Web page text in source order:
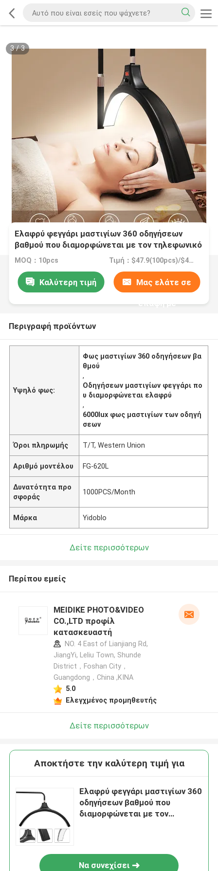
3/3
Ελαφρύ φεγγάρι μαστιγίων 360 οδηγήσεων
βαθμού που διαμορφώνεται με τον τηλεφωνικό
κάτοχο 6000lux 60watt
MOQ：10pcs Τιμή：$47.9(100pcs)/$45.7(300pcs)
Καλύτερη τιμή Μας ελάτε σε
επαφή με
Περιγραφή προϊόντων
Υψηλό φως:
Φως μαστιγίων 360 οδηγήσεων βα
θμού
,
Οδηγήσεων μαστιγίων φεγγάρι πο
υ διαμορφώνεται ελαφρύ
,
6000lux φως μαστιγίων των οδηγή
σεων
Όροι πληρωμής T/T, Western Union
Αριθμό μοντέλου FG-620L
Δυνατότητα προ
σφοράς
1000PCS/Month
Μάρκα Yidoblo
Δείτε περισσότερων
Περίπου εμείς
MEIDIKE PHOTO&VIDEO
CO.,LTD προφίλ
κατασκευαστή
NO. 4 East of Lianjiang Rd,
JiangYi, Leliu Town, Shunde
District，Foshan City，
Guangdong，China ,ΚΙΝΑ
5.0
Ελεγχμένος προμηθευτής
Δείτε περισσότερων
Αποκτήστε την καλύτερη τιμή για
Ελαφρύ φεγγάρι μαστιγίων 360
οδηγήσεων βαθμού που
διαμορφώνεται με τον
Να συνεχίσει